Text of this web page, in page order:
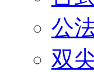
公
双